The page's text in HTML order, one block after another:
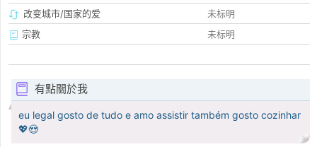
改变城市/国家的爱
未标明
宗教
未标明
有點關於我
eu legal gosto de tudo e amo assistir também gosto cozinhar
💖😍